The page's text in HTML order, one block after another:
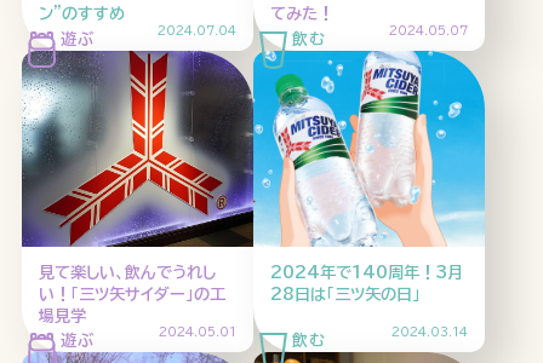
ン”のすすめ
2024.07.04
てみた！
2024.05.07
見て楽しい、飲んでうれし
い！「三ツ矢サイダー」の工
場見学
2024.05.01
2024年で140周年！3月
28日は「三ツ矢の日」
2024.03.14